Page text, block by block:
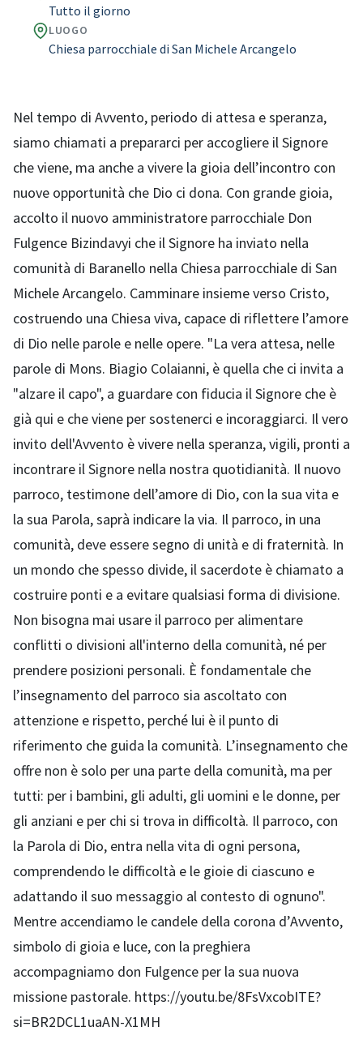
Tutto il giorno
LUOGO
Chiesa parrocchiale di San Michele Arcangelo
Nel tempo di Avvento, periodo di attesa e speranza,
siamo chiamati a prepararci per accogliere il Signore
che viene, ma anche a vivere la gioia dell’incontro con
nuove opportunità che Dio ci dona. Con grande gioia,
accolto il nuovo amministratore parrocchiale Don
Fulgence Bizindavyi che il Signore ha inviato nella
comunità di Baranello nella Chiesa parrocchiale di San
Michele Arcangelo. Camminare insieme verso Cristo,
costruendo una Chiesa viva, capace di riflettere l’amore
di Dio nelle parole e nelle opere. "La vera attesa, nelle
parole di Mons. Biagio Colaianni, è quella che ci invita a
"alzare il capo", a guardare con fiducia il Signore che è
già qui e che viene per sostenerci e incoraggiarci. Il vero
invito dell'Avvento è vivere nella speranza, vigili, pronti a
incontrare il Signore nella nostra quotidianità. Il nuovo
parroco, testimone dell’amore di Dio, con la sua vita e
la sua Parola, saprà indicare la via. Il parroco, in una
comunità, deve essere segno di unità e di fraternità. In
un mondo che spesso divide, il sacerdote è chiamato a
costruire ponti e a evitare qualsiasi forma di divisione.
Non bisogna mai usare il parroco per alimentare
conflitti o divisioni all'interno della comunità, né per
prendere posizioni personali. È fondamentale che
l’insegnamento del parroco sia ascoltato con
attenzione e rispetto, perché lui è il punto di
riferimento che guida la comunità. L’insegnamento che
offre non è solo per una parte della comunità, ma per
tutti: per i bambini, gli adulti, gli uomini e le donne, per
gli anziani e per chi si trova in difficoltà. Il parroco, con
la Parola di Dio, entra nella vita di ogni persona,
comprendendo le difficoltà e le gioie di ciascuno e
adattando il suo messaggio al contesto di ognuno".
Mentre accendiamo le candele della corona d’Avvento,
simbolo di gioia e luce, con la preghiera
accompagniamo don Fulgence per la sua nuova
missione pastorale. https://youtu.be/8FsVxcobITE?
si=BR2DCL1uaAN-X1MH